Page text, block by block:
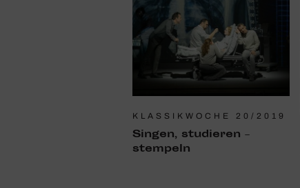
KLASSIKWOCHE 20/2019
Singen, studieren –
stem­peln